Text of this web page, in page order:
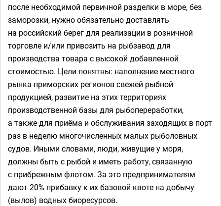
после необходимой первичной разделки в море, без
заморозки, нужно обязательно доставлять
на российский берег для реализации в розничной
торговле и/или привозить на рыбзавод для
производства товара с высокой добавленной
стоимостью. Цели понятны: наполнение местного
рынка приморских регионов свежей рыбной
продукцией, развитие на этих территориях
производственной базы для рыбопереработки,
а также для приёма и обслуживания заходящих в порт
раз в неделю многочисленных малых рыболовных
судов. Иными словами, люди, живущие у моря,
должны быть с рыбой и иметь работу, связанную
с прибрежным флотом. За это предпринимателям
дают 20% прибавку к их базовой квоте на добычу
(вылов) водных биоресурсов.